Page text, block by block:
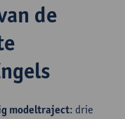
de
modeltraject: drie